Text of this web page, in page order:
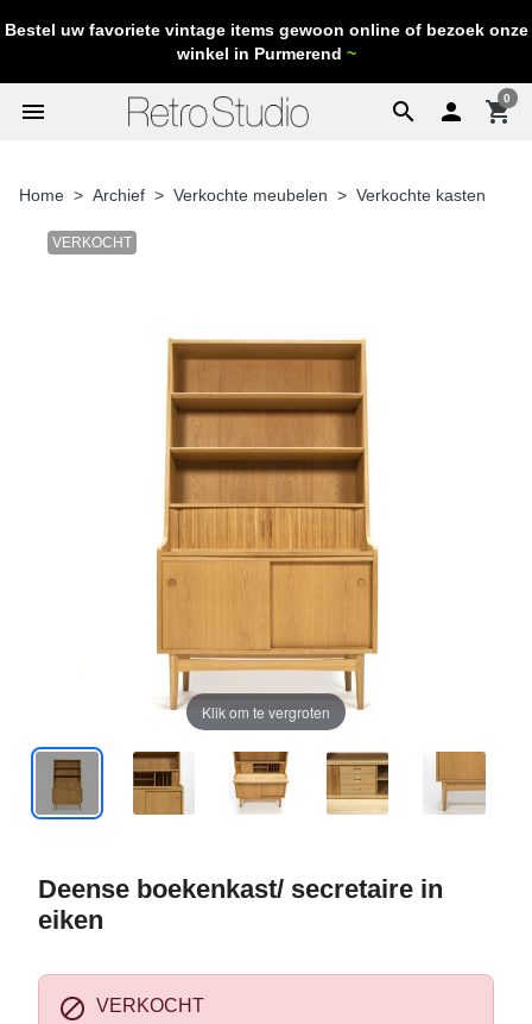
Bestel uw favoriete vintage items gewoon online of bezoek onze
winkel in Purmerend ~
search
menu  shopping_cart
0
Home Archief Verkochte meubelen Verkochte kasten
VERKOCHT
Klik om te vergroten
Deense boekenkast/ secretaire in
eiken
 VERKOCHT